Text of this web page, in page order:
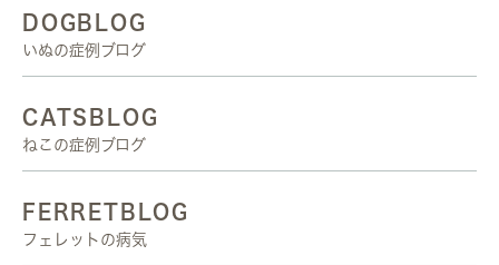
DOGBLOG
いぬの症例ブログ
CATSBLOG
ねこの症例ブログ
FERRETBLOG
フェレットの病気